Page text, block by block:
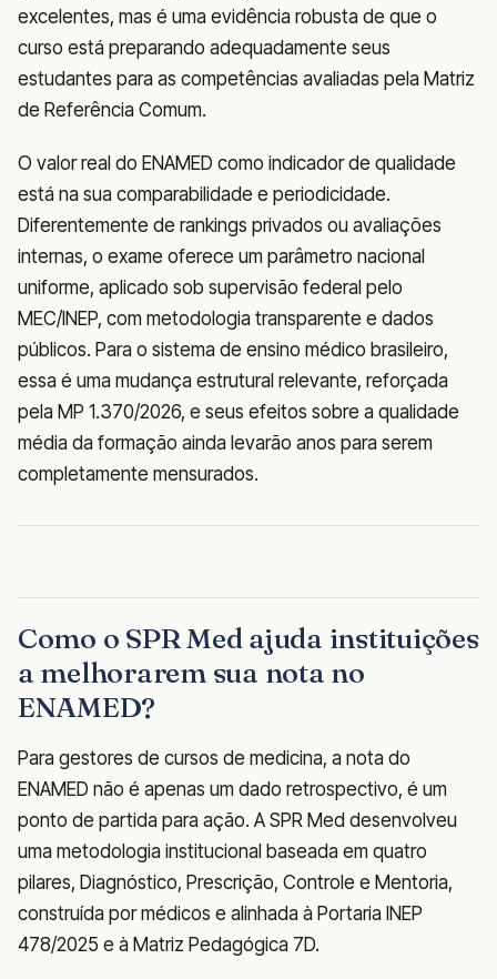
excelentes, mas é uma evidência robusta de que o
curso está preparando adequadamente seus
estudantes para as competências avaliadas pela Matriz
de Referência Comum.
O valor real do ENAMED como indicador de qualidade
está na sua comparabilidade e periodicidade.
Diferentemente de rankings privados ou avaliações
internas, o exame oferece um parâmetro nacional
uniforme, aplicado sob supervisão federal pelo
MEC/INEP, com metodologia transparente e dados
públicos. Para o sistema de ensino médico brasileiro,
essa é uma mudança estrutural relevante, reforçada
pela MP 1.370/2026, e seus efeitos sobre a qualidade
média da formação ainda levarão anos para serem
completamente mensurados.
Como o SPR Med ajuda instituições
a melhorarem sua nota no
ENAMED?
Para gestores de cursos de medicina, a nota do
ENAMED não é apenas um dado retrospectivo, é um
ponto de partida para ação. A SPR Med desenvolveu
uma metodologia institucional baseada em quatro
pilares, Diagnóstico, Prescrição, Controle e Mentoria,
construída por médicos e alinhada à Portaria INEP
478/2025 e à Matriz Pedagógica 7D.